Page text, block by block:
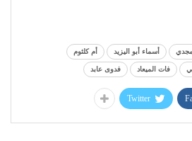
مجدي أسماء أبو اليزيد أم كلثوم
فات الميعاد فدوى عابد
Twitter